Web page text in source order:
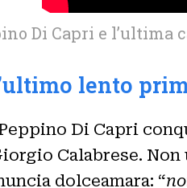
Di Capri e
lento
Peppino Di Capri
Calabrese.
dolceamara: “